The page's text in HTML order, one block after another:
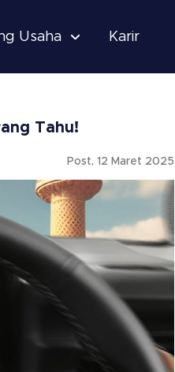
Usaha Karir
Tahu!
Post, 12 Maret 2025